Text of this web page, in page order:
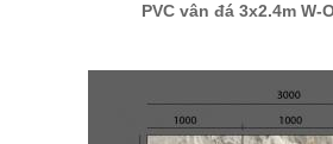
PVC vân đá 3x2.4m W-